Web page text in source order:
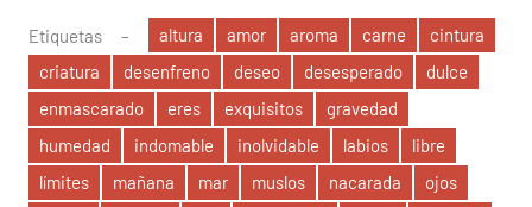
Etiquetas altura amor aroma carne
cintura
criatura
desenfreno deseo desesperado
dulce
enmascarado
eres exquisitos
gravedad
humedad
indomable inolvidable labios
libre
límites
mañana mar muslos nacarada
ojos